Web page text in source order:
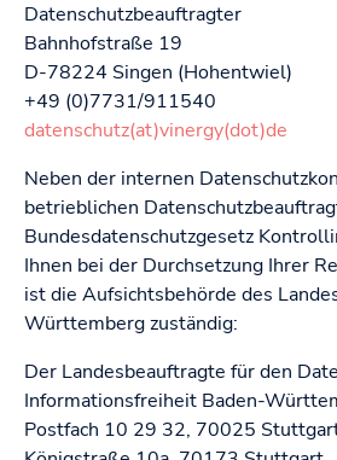
Datenschutzbeauftragter
Bahnhofstraße 19
D-78224 Singen (Hohentwiel)
+49 (0)7731/911540
datenschutz(at)vinergy(dot)de
Neben der internen
betrieblichen
Bundesdatenschutzgesetz
Ihnen bei der Durchsetzung Ihrer
ist die Aufsichtsbehörde des
Württemberg zuständig:
Der Landesbeauftragte für den
Informationsfreiheit Baden-
Postfach 10 29 32, 70025